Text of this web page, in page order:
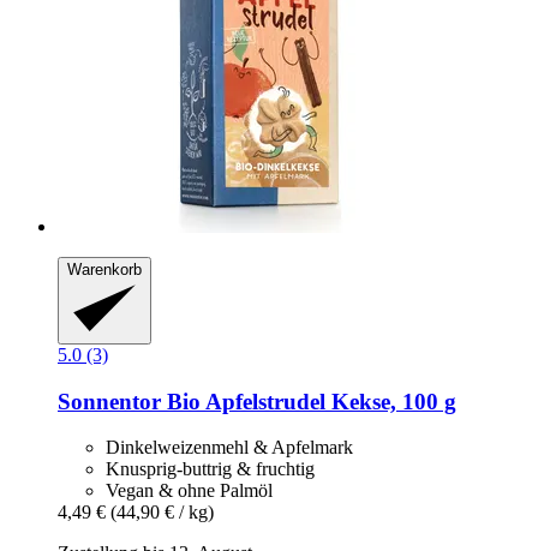
Warenkorb
5.0 (3)
Sonnentor Bio Apfelstrudel Kekse, 100 g
Dinkelweizenmehl & Apfelmark
Knusprig-buttrig & fruchtig
Vegan & ohne Palmöl
4,49 € (44,90 € / kg)